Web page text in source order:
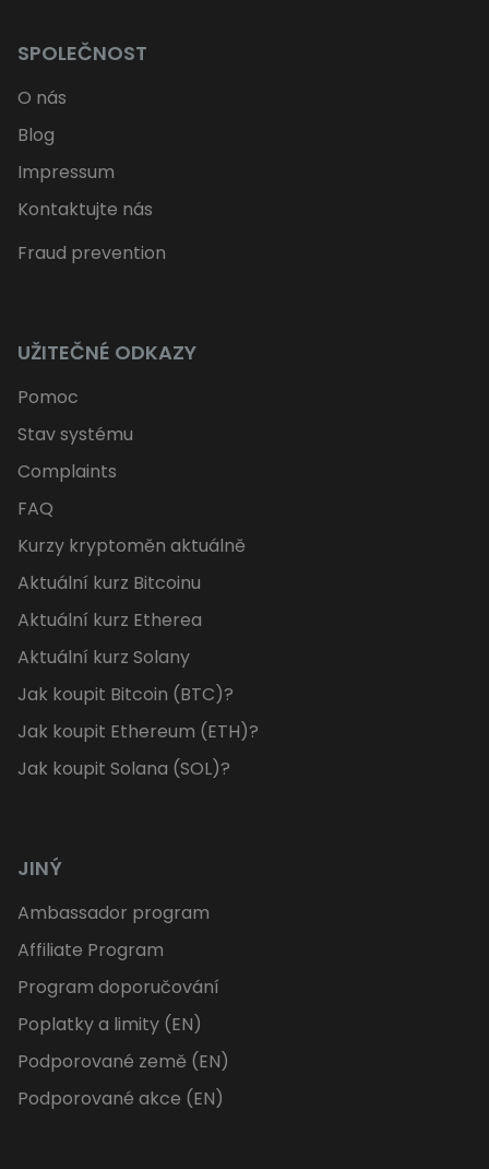
SPOLEČNOST
O nás
Blog
Impressum
Kontaktujte nás
Fraud prevention
UŽITEČNÉ ODKAZY
Pomoc
Stav systému
Complaints
FAQ
Kurzy kryptoměn aktuálně
Aktuální kurz Bitcoinu
Aktuální kurz Etherea
Aktuální kurz Solany
Jak koupit Bitcoin (BTC)?
Jak koupit Ethereum (ETH)?
Jak koupit Solana (SOL)?
JINÝ
Ambassador program
Affiliate Program
Program doporučování
Poplatky a limity (EN)
Podporované země (EN)
Podporované akce (EN)